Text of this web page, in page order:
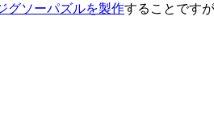
グソーパズルを製作することです